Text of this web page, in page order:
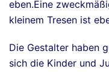
eben.Eine
kleinem Tresen ist
Die Gestalter haben
sich die Kinder und